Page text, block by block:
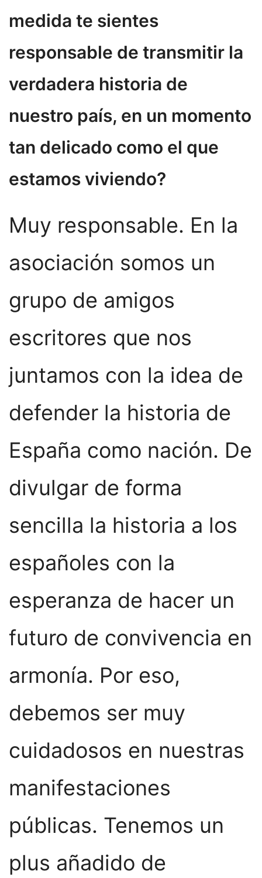
medida te sientes
responsable de transmitir la
verdadera historia de
nuestro país, en un momento
tan delicado como el que
estamos viviendo?
Muy responsable. En la
asociación somos un
grupo de amigos
escritores que nos
juntamos con la idea de
defender la historia de
España como nación. De
divulgar de forma
sencilla la historia a los
españoles con la
esperanza de hacer un
futuro de convivencia en
armonía. Por eso,
debemos ser muy
cuidadosos en nuestras
manifestaciones
públicas. Tenemos un
plus añadido de